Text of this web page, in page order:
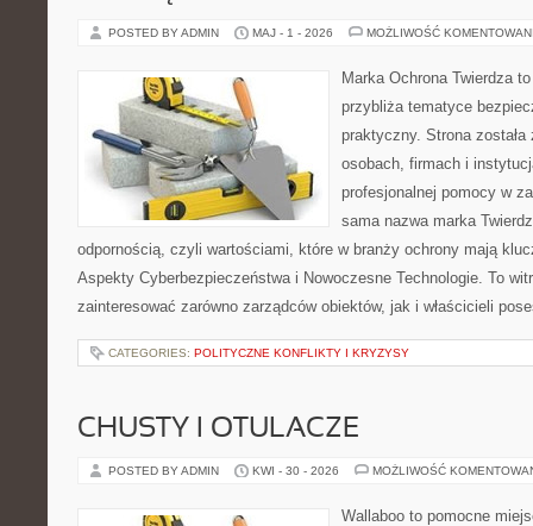
POSTED BY ADMIN MAJ - 1 - 2026 MOŻLIWOŚĆ
Marka Ochrona Twierdza
przybliża tematyce
praktyczny. Strona
osobach, firmach i
profesjonalnej pomocy w
sama nazwa marka
odpornością, czyli wartościami, które w branży ochrony mają
Aspekty Cyberbezpieczeństwa i Nowoczesne Technologie. To
zainteresować zarówno zarządców obiektów, jak i właścicieli
CATEGORIES: POLITYCZNE KONFLIKTY I KRYZYSY
CHUSTY I OTULACZE
POSTED BY ADMIN KWI - 30 - 2026 MOŻLIWOŚĆ
Wallaboo to pomocne